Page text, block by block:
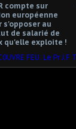
compte sur
européenne
s'opposer au
de salarié de
qu'elle exploite !